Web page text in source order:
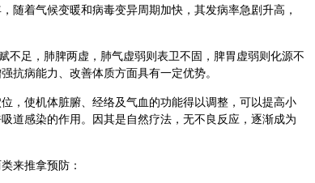
随着气候变暖和病毒变异周期加快，其发病率急剧升高，
不足，肺脾两虚，肺气虚弱则表卫不固，脾胃虚弱则化源不
抗病能力、改善体质方面具有一定优势。
，使机体脏腑、 经络及气血的功能得以调整，可以提高小
道感染的作用。因其是自然疗法 ，无不良反应，逐渐成为
来推拿预防：